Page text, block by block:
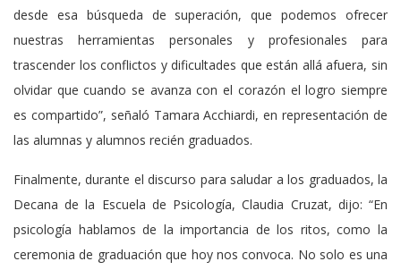
desde esa búsqueda de superación, que podemos ofrecer
nuestras herramientas personales y profesionales para
trascender los conflictos y dificultades que están allá afuera, sin
olvidar que cuando se avanza con el corazón el logro siempre
es compartido”, señaló Tamara Acchiardi, en representación de
las alumnas y alumnos recién graduados.
Finalmente, durante el discurso para saludar a los graduados, la
Decana de la Escuela de Psicología, Claudia Cruzat, dijo: “En
psicología hablamos de la importancia de los ritos, como la
ceremonia de graduación que hoy nos convoca. No solo es una